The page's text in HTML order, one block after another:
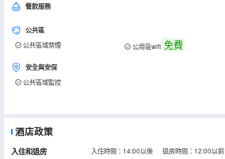
餐飲服務
公共區
公共區域禁煙 公用區wifi 免費
安全與安保
公共區域監控
酒店政策
入住和退房 入住時間：14:00以後 退房時間：12:00以前